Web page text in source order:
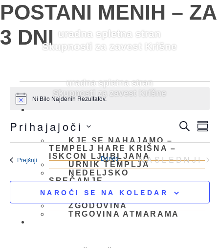
Skip
to
content
uradna spletna stran
Skupnosti za zavest Krišne
uradna spletna stran
Skupnosti za zavest Krišne
KJE SE NAHAJAMO –
TEMPELJ HARE KRIŠNA –
ISKCON LJUBLJANA
URNIK TEMPLJA
NEDELJSKO
SREČANJE
PARKIRANJE
MEDIJI
ZGODOVINA
TRGOVINA ATMARAMA
POSTANI MENIH – ZA
3 DNI
Dogodki
Notice Ni Bilo Najdenih Rezultatov.
Za
In
Prihajajoči
Datum.
PrejšnjiDogodki Danes NASLEDNJI
NAROČI SE NA KOLEDAR